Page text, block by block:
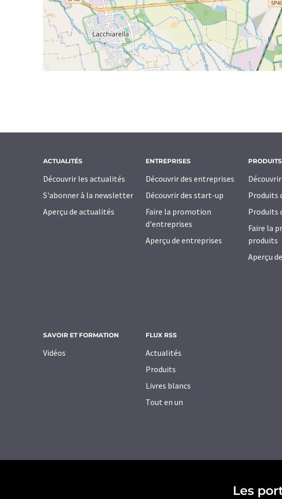
ACTUALITÉS
Découvrir les actualités
S'abonner à la newsletter
Aperçu de actualités
ENTREPRISES
Découvrir des entreprises
Découvrir des start-up
Faire la promotion
d'entreprises
Aperçu de entreprises
PRODUITS
Produits
Produits
Faire la
produits
Aperçu
SAVOIR ET FORMATION
Vidéos
FLUX RSS
Actualités
Produits
Livres blancs
Tout en un
Les